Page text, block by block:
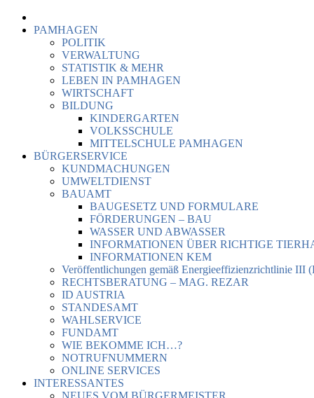
PAMHAGEN
POLITIK
VERWALTUNG
STATISTIK & MEHR
LEBEN IN PAMHAGEN
WIRTSCHAFT
BILDUNG
KINDERGARTEN
VOLKSSCHULE
MITTELSCHULE PAMHAGEN
BÜRGERSERVICE
KUNDMACHUNGEN
UMWELTDIENST
BAUAMT
BAUGESETZ UND FORMULARE
FÖRDERUNGEN – BAU
WASSER UND ABWASSER
INFORMATIONEN ÜBER RICHTIGE
INFORMATIONEN KEM
Veröffentlichungen gemäß Energieeffizienzrichtlinie III
RECHTSBERATUNG – MAG. REZAR
ID AUSTRIA
STANDESAMT
WAHLSERVICE
FUNDAMT
WIE BEKOMME ICH…?
NOTRUFNUMMERN
ONLINE SERVICES
INTERESSANTES
NEUES VOM BÜRGERMEISTER